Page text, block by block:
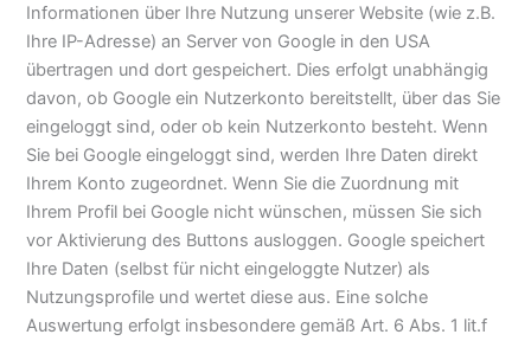
Informationen über Ihre Nutzung unserer Website (wie z.B.
Ihre IP-Adresse) an Server von Google in den USA
übertragen und dort gespeichert. Dies erfolgt unabhängig
davon, ob Google ein Nutzerkonto bereitstellt, über das Sie
eingeloggt sind, oder ob kein Nutzerkonto besteht. Wenn
Sie bei Google eingeloggt sind, werden Ihre Daten direkt
Ihrem Konto zugeordnet. Wenn Sie die Zuordnung mit
Ihrem Profil bei Google nicht wünschen, müssen Sie sich
vor Aktivierung des Buttons ausloggen. Google speichert
Ihre Daten (selbst für nicht eingeloggte Nutzer) als
Nutzungsprofile und wertet diese aus. Eine solche
Auswertung erfolgt insbesondere gemäß Art. 6 Abs. 1 lit.f